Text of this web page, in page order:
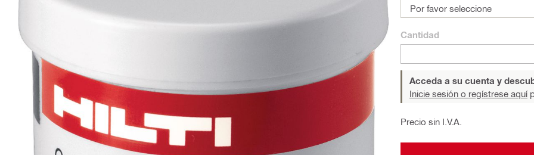
Por favor seleccione
Cantidad
Acceda a su cuenta y
Inicie sesión o regístrese aquí
Precio sin I.V.A.